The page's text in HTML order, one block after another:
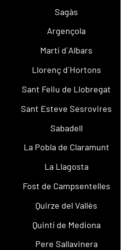
Sagàs
Argençola
Martí d´Albars
Llorenç d´Hortons
Sant Feliu de Llobregat
Sant Esteve Sesrovires
Sabadell
La Pobla de Claramunt
La Llagosta
Fost de Campsentelles
Quirze del Vallès
Quintí de Mediona
Pere Sallavinera